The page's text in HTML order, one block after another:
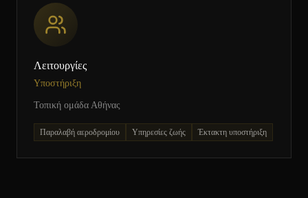
Λειτουργίες
Υποστήριξη
Τοπική ομάδα Αθήνας
Παραλαβή αεροδρομίου Υπηρεσίες ζωής Έκτακτη υποστήριξη